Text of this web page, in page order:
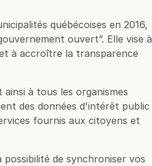
québécoises en 2016,
ouvert”. Elle vise à
à accroître la transparence
à tous les organismes
des données d'intérêt public
fournis aux citoyens et
de synchroniser vos